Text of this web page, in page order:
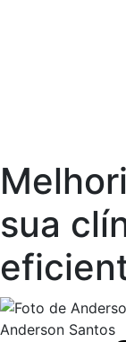
sua
Anderson Santos